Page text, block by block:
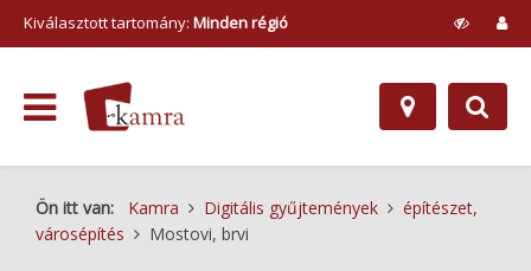
Kiválasztott tartomány: Minden régió
Ön itt van: Kamra Digitális gyűjtemények
építészet,
városépítés
Mostovi, brvi